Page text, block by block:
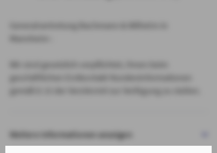
Weitere Informationen anzeigen